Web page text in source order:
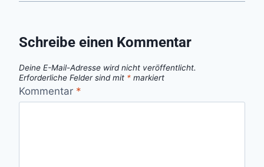
Schreibe einen Kommentar
Deine E-Mail-Adresse wird nicht veröffentlicht.
Erforderliche Felder sind mit * markiert
Kommentar *